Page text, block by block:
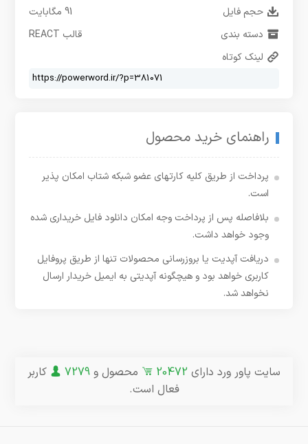
حجم فایل
91 مگابایت
دسته بندی
قالب REACT
لینک کوتاه
راهنمای خرید محصول
پرداخت از طریق کلیه کارتهای عضو شبکه شتاب امکان پذیر
است.
بلافاصله پس از پرداخت وجه امکان دانلود فایل خریداری شده
وجود خواهد داشت.
دریافت آپدیت یا بروزرسانی محصولات تنها از طریق پروفایل
کاربری خواهد بود و هیچگونه آپدیتی به ایمیل خریدار ارسال
نخواهد شد.
سایت پاور ورد دارای 20472 محصول و 7279
کاربر
فعال است.